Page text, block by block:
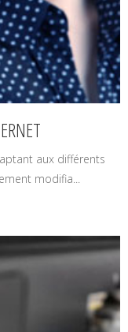
aux différents
modifia...